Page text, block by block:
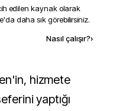
edilen kaynak olarak
daha sık görebilirsiniz.
Nasıl çalışır?›
yaptığı